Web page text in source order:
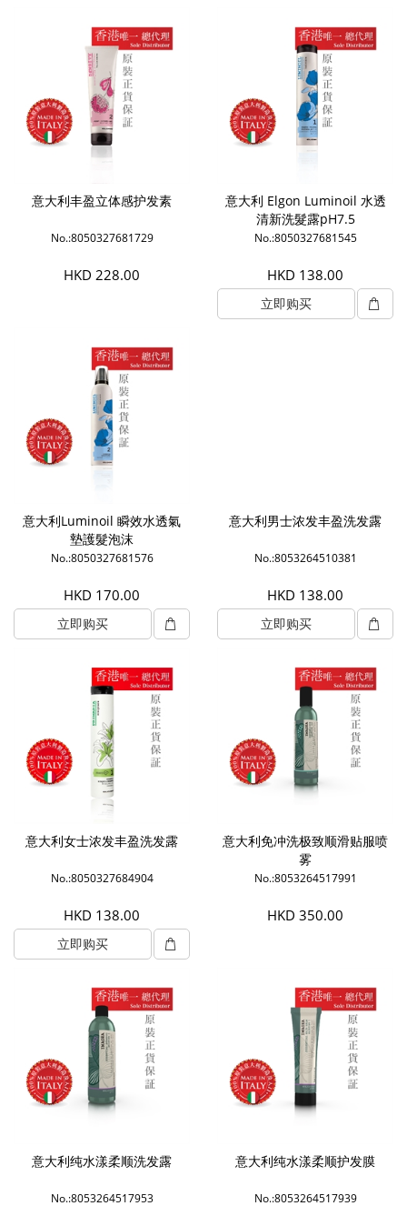
意大利丰盈立体感护发素
No.:8050327681729
HKD 228.00
意大利 Elgon Luminoil 水透
清新洗髮露pH7.5
No.:8050327681545
HKD 138.00
立即购买
意大利Luminoil 瞬效水透氣
墊護髮泡沫
No.:8050327681576
HKD 170.00
立即购买
意大利男士浓发丰盈洗发露
No.:8053264510381
HKD 138.00
立即购买
意大利女士浓发丰盈洗发露
No.:8050327684904
HKD 138.00
立即购买
意大利免冲洗极致顺滑贴服喷
雾
No.:8053264517991
HKD 350.00
意大利纯水漾柔顺洗发露
No.:8053264517953
意大利纯水漾柔顺护发膜
No.:8053264517939